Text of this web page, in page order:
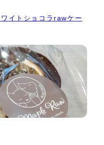
イトショコラrawケー